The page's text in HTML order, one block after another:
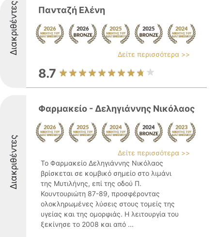
Διακριθέντες Πανταζή Ελένη
Δείτε περισσότερα >>
8.7
Διακριθέντες
Φαρμακείο - Δεληγιάννης Νικόλαος
Δείτε περισσότερα >>
Το Φαρμακείο Δεληγιάννης Νικόλαος
βρίσκεται σε κομβικό σημείο στο λιμάνι
της Μυτιλήνης, επί της οδού Π.
Κουντουριώτη 87-89, προσφέροντας
ολοκληρωμένες λύσεις στους τομείς της
υγείας και της ομορφιάς. Η λειτουργία του
ξεκίνησε το 2008 και από ...